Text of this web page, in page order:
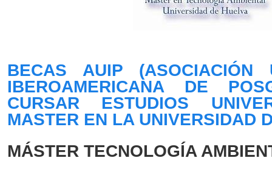
BECAS AUIP (ASOCIACIÓN
IBEROAMERICANA DE
CURSAR ESTUDIOS
MASTER EN LA UNIVERSIDAD
MÁSTER TECNOLOGÍA